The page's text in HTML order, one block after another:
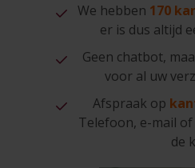
We hebben 170
er is dus altijd
Geen chatbot,
voor al uw
Afspraak op
Telefoon, e-mail
de